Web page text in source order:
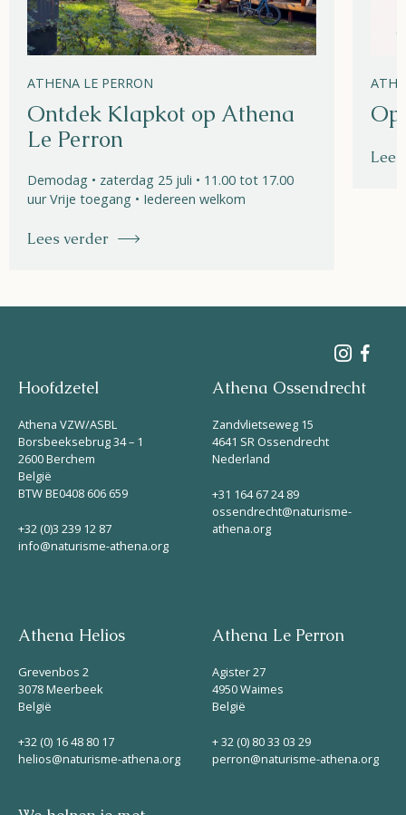
ATHENA LE PERRON
Ontdek Klapkot op Athena
Le Perron
Demodag • zaterdag 25 juli • 11.00 tot 17.00
uur Vrije toegang • Iedereen welkom
Lees verder
Hoofdzetel
Athena VZW/ASBL
Borsbeeksebrug 34 – 1
2600 Berchem
België
BTW BE0408 606 659
+32 (0)3 239 12 87
info@naturisme-athena.org
Athena Ossendrecht
Zandvlietseweg 15
4641 SR Ossendrecht
Nederland
+31 164 67 24 89
ossendrecht@naturisme-
athena.org
Athena Helios
Grevenbos 2
3078 Meerbeek
België
+32 (0) 16 48 80 17
helios@naturisme-athena.org
Athena Le Perron
Agister 27
4950 Waimes
België
+ 32 (0) 80 33 03 29
perron@naturisme-athena.org